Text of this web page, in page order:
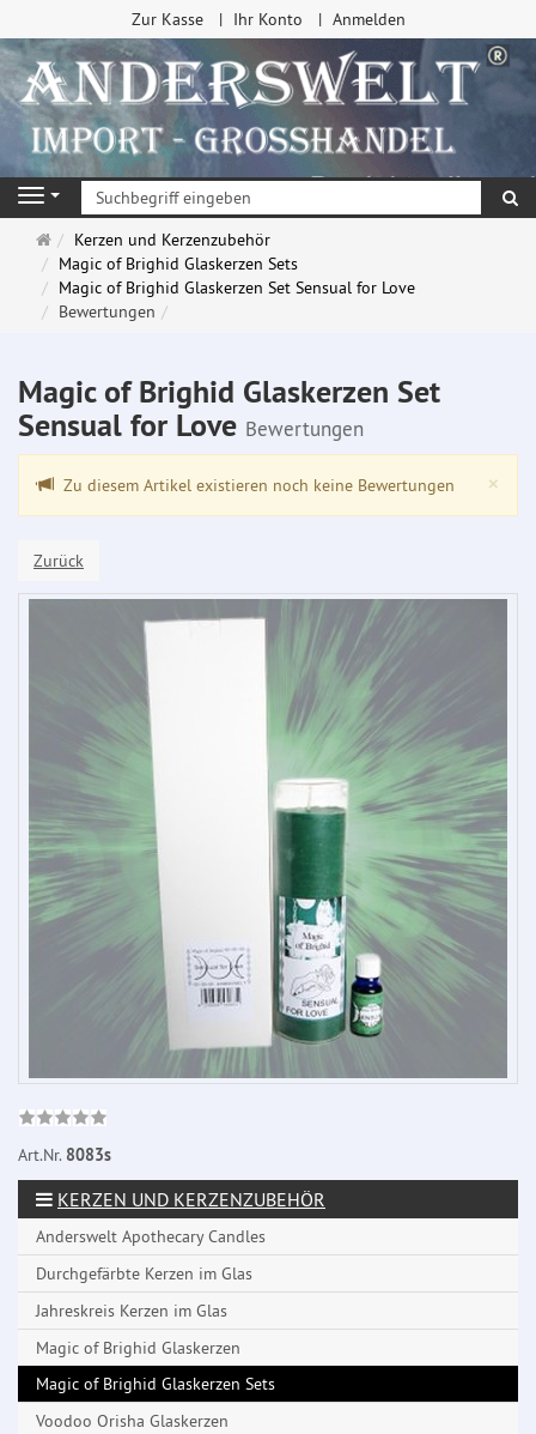
Zur Kasse Ihr Konto Anmelden
Navigation
Startseite
Kerzen und Kerzenzubehör
Magic of Brighid Glaskerzen Sets
Magic of Brighid Glaskerzen Set Sensual for Love
Bewertungen
Magic of Brighid Glaskerzen Set
Sensual for Love Bewertungen
×
Zu diesem Artikel existieren noch keine Bewertungen
Zurück
Art.Nr. 8083s
KERZEN UND KERZENZUBEHÖR
Anderswelt Apothecary Candles
Durchgefärbte Kerzen im Glas
Jahreskreis Kerzen im Glas
Magic of Brighid Glaskerzen
Magic of Brighid Glaskerzen Sets
Voodoo Orisha Glaskerzen